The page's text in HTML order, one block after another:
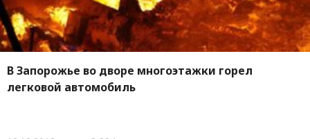
В Запорожье во дворе многоэтажки горел
легковой автомобиль